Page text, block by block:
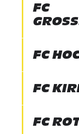
FC
FC
FC
FC